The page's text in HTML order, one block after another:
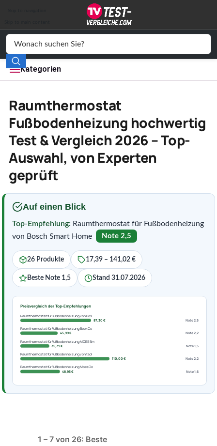
Kategorien
Elektronik
Freizeit
Wohnen
Service
Vergleichssiegel
Raumthermostat
Fußbodenheizung hochwertig
Test & Vergleich 2026 – Top-
Auswahl, von Experten
geprüft
Auf einen Blick
Top-Empfehlung: Raumthermostat für Fußbodenheizung
von Bosch Smart Home
Note 2,5
26 Produkte 17,39 – 141,02 €
Beste Note 1,5 Stand 31.07.2026
Preisvergleich der Top-Empfehlungen
Raumthermostat für Fußbodenheizung von Bos
87,30 €
Note 2,5
Raumthermostat für Fußbodenheizung Beok Co
45,99 €
Note 2,2
Raumthermostat für Fußbodenheizung MOES Sm
35,79 €
Note 1,5
Raumthermostat für Fußbodenheizung von tad
110,00 €
Note 2,2
Raumthermostat für Fußbodenheizung MoesGo
48,95 €
Note 1,6
1 – 7 von 26: Beste